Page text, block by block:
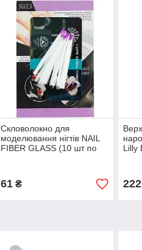
Скловолокно для
моделювання нігтів NAIL
FIBER GLASS (10 шт по
61₴
Lilly
222